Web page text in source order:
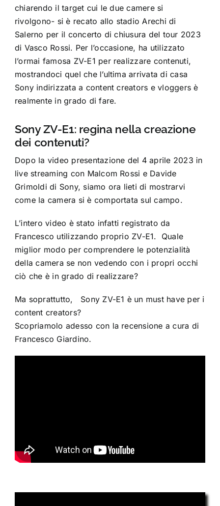
chiarendo il target cui le due camere si
rivolgono- si è recato allo stadio Arechi di
Salerno per il concerto di chiusura del tour 2023
di Vasco Rossi. Per l’occasione, ha utilizzato
l’ormai famosa ZV-E1 per realizzare contenuti,
mostrandoci quel che l’ultima arrivata di casa
Sony indirizzata a content creators e vloggers è
realmente in grado di fare.
Sony ZV-E1: regina nella creazione
dei contenuti?
Dopo la video presentazione del 4 aprile 2023 in
live streaming con Malcom Rossi e Davide
Grimoldi di Sony, siamo ora lieti di mostrarvi
come la camera si è comportata sul campo.
L’intero video è stato infatti registrato da
Francesco utilizzando proprio ZV-E1. Quale
miglior modo per comprendere le potenzialità
della camera se non vedendo con i propri occhi
ciò che è in grado di realizzare?
Ma soprattutto, Sony ZV-E1 è un must have per i
content creators?
Scopriamolo adesso con la recensione a cura di
Francesco Giardino.